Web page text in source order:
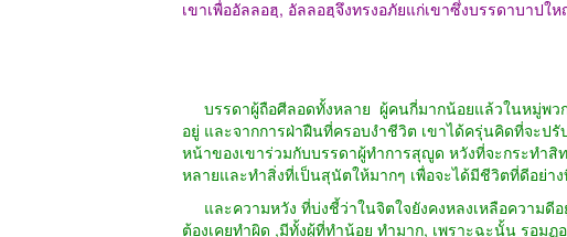
เขาเพื่ออัลลอฮฺ, อัลลอฮฺจึงทรงอภัยแก่เขาซึ่งบรรดาบาปใ
บรรดาผู้ถือศีลอดทั้งหลาย ผู้คนกี่มากน้อยแล้วในหมู่พว
อยู่ และจากการฝ่าฝืนที่ครอบงำชีวิต เขาได้ครุ่นคิดที่จะป
หน้าของเขาร่วมกับบรรดาผู้ทำการสุญูด หวังที่จะกระทำสิ
หลายและทำสิ่งที่เป็นสุนัตให้มากๆ เพื่อจะได้มีชีวิตที่ดีอย่า
และความหวัง ที่บ่งชี้ว่าในจิตใจยังคงหลงเหลือความดี
ต้องเคยทำผิด ,มีทั้งผู้ที่ทำน้อย ทำมาก, เพราะฉะนั้น รอมฏ